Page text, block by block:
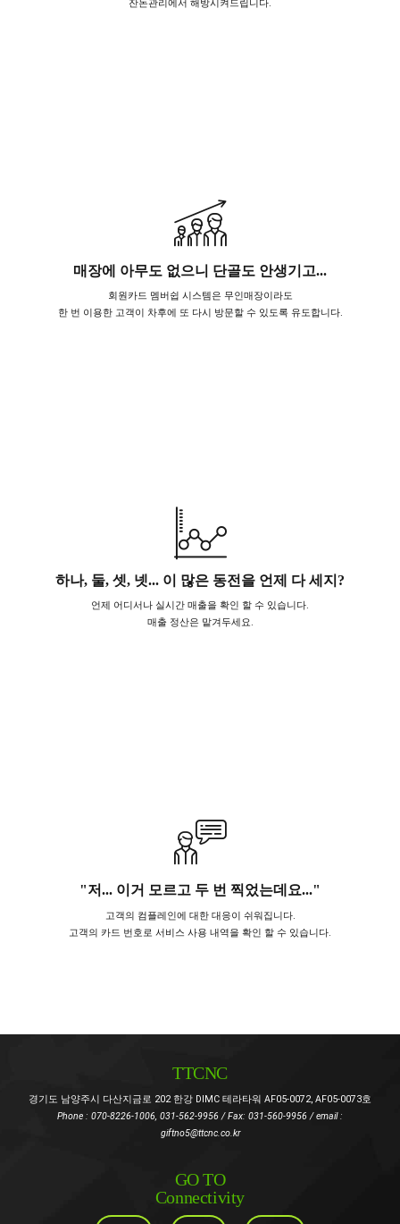
잔돈관리에서 해방시켜드립니다.
매장에 아무도 없으니 단골도 안생기고...
회원카드 멤버쉽 시스템은 무인매장이라도
한 번 이용한 고객이 차후에 또 다시 방문할 수 있도록 유도합니다.
하나, 둘, 셋, 넷... 이 많은 동전을 언제 다 세지?
언제 어디서나 실시간 매출을 확인 할 수 있습니다.
매출 정산은 맡겨두세요.
"저... 이거 모르고 두 번 찍었는데요..."
고객의 컴플레인에 대한 대응이 쉬워집니다.
고객의 카드 번호로 서비스 사용 내역을 확인 할 수 있습니다.
TTCNC
경기도 남양주시 다산지금로 202 한강 DIMC 테라타워 AF05-0072, AF05-0073호
Phone : 070-8226-1006, 031-562-9956 / Fax: 031-560-9956 / email :
giftno5@ttcnc.co.kr
GO TO
Connectivity